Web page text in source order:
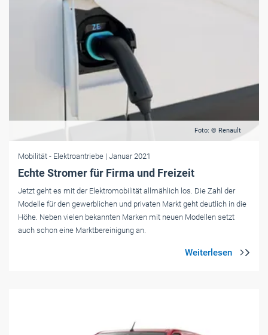
Foto: © Renault
Mobilität - Elektroantriebe | Januar 2021
Echte Stromer für Firma und Freizeit
Jetzt geht es mit der Elektromobilität allmählich los. Die Zahl der
Modelle für den gewerblichen und privaten Markt geht deutlich in die
Höhe. Neben vielen bekannten Marken mit neuen Modellen setzt
auch schon eine Marktbereinigung an.